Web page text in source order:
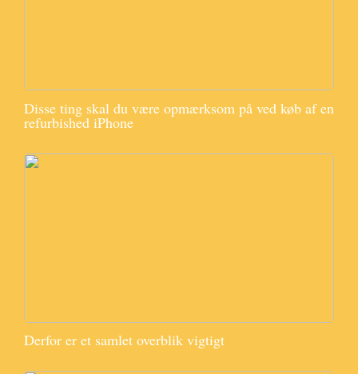
Disse ting skal du være opmærksom på ved køb af en
refurbished iPhone
Derfor er et samlet overblik vigtigt